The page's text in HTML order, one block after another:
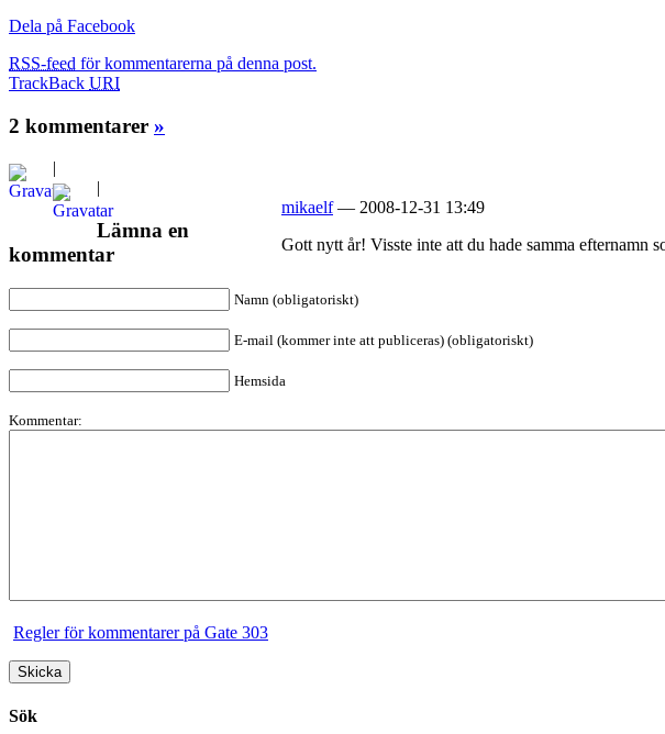
Dela på Facebook
RSS-feed för kommentarerna på denna post.
TrackBack URI
2 kommentarer »
|
|
mikaelf— 2008-12-31 13:49
Gott nytt år! Visste inte att du hade samma efternamn
Lämna en
kommentar
Namn (obligatoriskt)
E-mail (kommer inte att publiceras) (obligatoriskt)
Hemsida
Kommentar:
Regler för kommentarer på Gate 303
Sök